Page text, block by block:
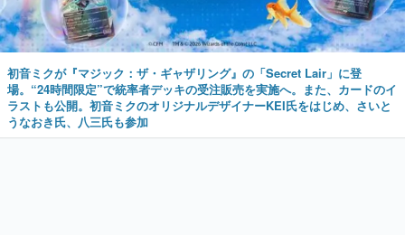
初音ミクが『マジック：ザ・ギャザリング』の「Secret Lair」に登
場。“24時間限定”で統率者デッキの受注販売を実施へ。また、カードのイ
ラストも公開。初音ミクのオリジナルデザイナーKEI氏をはじめ、さいと
うなおき氏、八三氏も参加